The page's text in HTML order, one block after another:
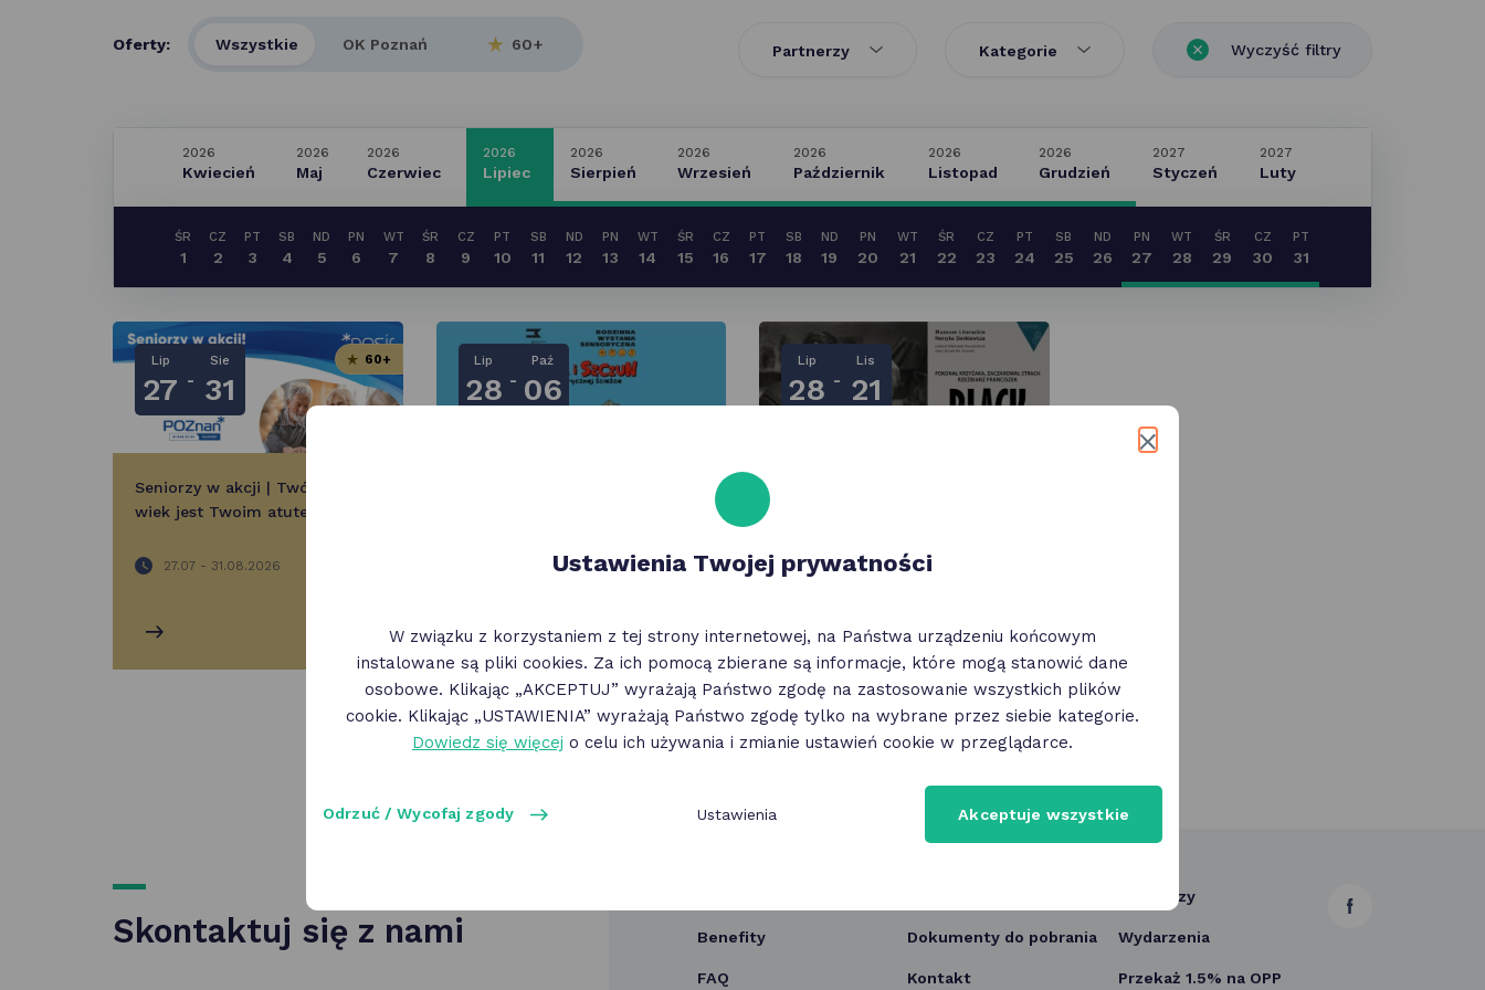
Oferty: Wszystkie OK Poznań 60+ Partnerzy Kategorie Wyczyść filtry
2026
Kwiecień
2026
Maj
2026
Czerwiec
2026
Lipiec
2026
Sierpień
2026
Wrzesień
2026
Październik
2026
Listopad
2026
Grudzień
2027
Styczeń
2027
Luty
ŚR
1
CZ
2
PT
3
SB
4
ND
5
PN
6
WT
7
ŚR
8
CZ
9
PT
10
SB
11
ND
12
PN
13
WT
14
ŚR
15
CZ
16
PT
17
SB
18
ND
19
PN
20
WT
21
ŚR
22
CZ
23
PT
24
SB
25
ND
26
PN
27
WT
28
ŚR
29
CZ
30
PT
31
Lip
27 -
Sie
31
60+
Seniorzy w akcji | Twój
wiek jest Twoim atutem
27.07 - 31.08.2026
Lip
28 -
Paź
06
historycznej ścieżce"
Stary Rynek 3, Poznań
Lip
28 -
Lis
21
Black
Stary Rynek 84, Poznań
Skontaktuj się z nami
Partnerzy
Benefity Dokumenty do pobrania Wydarzenia
FAQ Kontakt Przekaż 1.5% na OPP
link
Ustawienia Twojej prywatności
W związku z korzystaniem z tej strony internetowej, na Państwa urządzeniu końcowym
instalowane są pliki cookies. Za ich pomocą zbierane są informacje, które mogą stanowić dane
osobowe. Klikając „AKCEPTUJ” wyrażają Państwo zgodę na zastosowanie wszystkich plików
cookie. Klikając „USTAWIENIA” wyrażają Państwo zgodę tylko na wybrane przez siebie kategorie.
Dowiedz się więcej o celu ich używania i zmianie ustawień cookie w przeglądarce.
Odrzuć / Wycofaj zgody Ustawienia Akceptuje wszystkie